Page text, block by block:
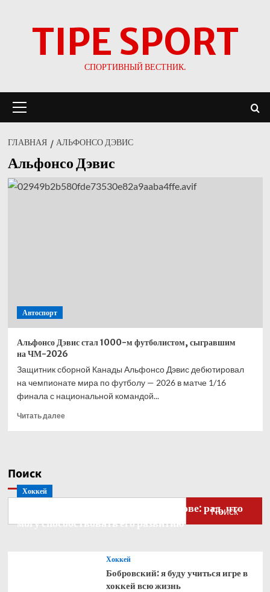
TIPE SPORT
СПОРТИВНЫЙ ВЕСТНИК.
меню
ГЛАВНАЯ АЛЬФОНСО ДЭВИС
Альфонсо Дэвис
Автоспорт
Альфонсо Дэвис стал 1000-м футболистом, сыгравшим
на ЧМ-2026
Защитник сборной Канады Альфонсо Дэвис дебютировал
на чемпионате мира по футболу — 2026 в матче 1/16
финала с национальной командой...
Читать далееПрочитать
Поиск
Поиск
Хоккей
Бобровский — о голкипере Ахтямове: рад, что
могу способствовать его развитию
Хоккей
Бобровский: я буду учиться игре в
хоккей всю жизнь